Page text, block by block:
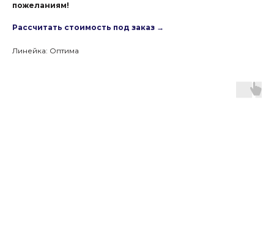
пожеланиям!
Рассчитать стоимость под заказ →
Линейка: Оптима